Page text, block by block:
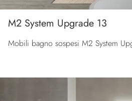
M2 System Upgrade 13